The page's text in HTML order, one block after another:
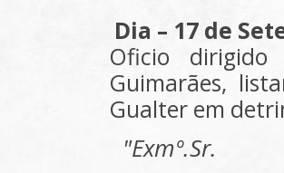
Dia – 17 de
Oficio
Guimarães,
Gualter em
"Exmº.Sr.